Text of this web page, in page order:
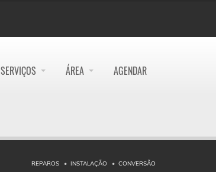
SERVIÇOS ÁREA AGENDAR
REPAROS INSTALAÇÃO CONVERSÃO